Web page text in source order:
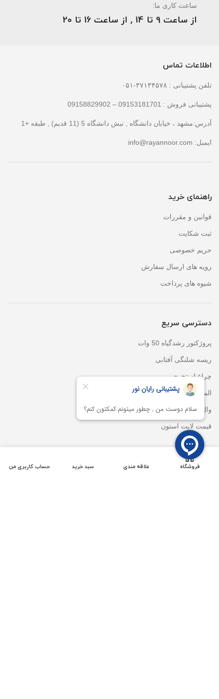
ساعت کاری ما:
از ساعت 9 تا 14 , از ساعت 16 تا 20
اطلاعات تماس
تلفن پشتیبانی : ۳۷۱۳۴۵۷۸-۰۵۱
پشتیبانی فروش : 09153181701 – 09158829902
آدرس:مشهد ، خیابان دانشگاه , نبش دانشگاه 5 (11 قدیم) , طبقه +1
ایمیل: info@rayannoor.com
راهنمای خرید
قوانین و مقررات
ثبت شکایت
حریم خصوصی
رویه های ارسال سفارش
شیوه های پرداخت
دسترسی سریع
پروژکتور رشدگیاه 50 وات
ریسه شلنگی آفتابی
چراغ استخری
المان نوری سان لایت
وال واشر DMX
قیمت لایت استون
خدمات مشتریان
پیگیری سفارشات
فروشگاه علاقه مندی سبد خرید حساب کاربری من